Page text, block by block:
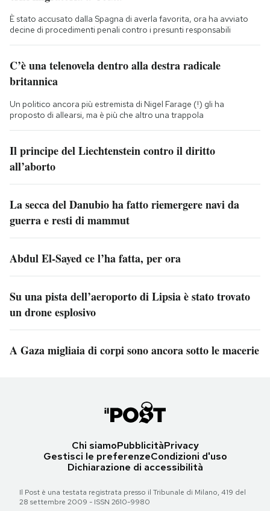
È stato accusato dalla Spagna di averla favorita, ora ha avviato
decine di procedimenti penali contro i presunti responsabili
C’è una telenovela dentro alla destra radicale
britannica
Un politico ancora più estremista di Nigel Farage (!) gli ha
proposto di allearsi, ma è più che altro una trappola
Il principe del Liechtenstein contro il diritto
all’aborto
La secca del Danubio ha fatto riemergere navi da
guerra e resti di mammut
Abdul El-Sayed ce l’ha fatta, per ora
Su una pista dell’aeroporto di Lipsia è stato trovato
un drone esplosivo
A Gaza migliaia di corpi sono ancora sotto le macerie
Chi siamoPubblicitàPrivacy
Gestisci le preferenzeCondizioni d'uso
Dichiarazione di accessibilità
Il Post è una testata registrata presso il Tribunale di Milano, 419 del
28 settembre 2009 - ISSN 2610-9980